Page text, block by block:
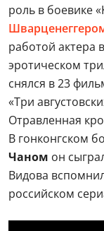
роль в боевике
работой актера
эротическом
снялся в 23
«Три
Отравленная
В гонконгском
Чаном он
Видова
российском